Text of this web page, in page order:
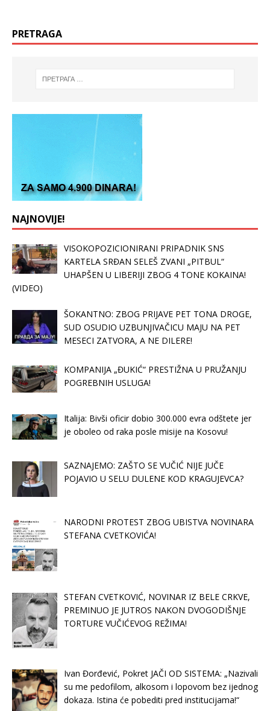
PRETRAGA
NAJNOVIJE!
VISOKOPOZICIONIRANI PRIPADNIK SNS
KARTELA SRĐAN SELEŠ ZVANI „PITBUL“
UHAPŠEN U LIBERIJI ZBOG 4 TONE KOKAINA!
(VIDEO)
ŠOKANTNO: ZBOG PRIJAVE PET TONA DROGE,
SUD OSUDIO UZBUNJIVAČICU MAJU NA PET
MESECI ZATVORA, A NE DILERE!
KOMPANIJA „ĐUKIĆ“ PRESTIŽNA U PRUŽANJU
POGREBNIH USLUGA!
Italija: Bivši oficir dobio 300.000 evra odštete jer
je oboleo od raka posle misije na Kosovu!
SAZNAJEMO: ZAŠTO SE VUČIĆ NIJE JUČE
POJAVIO U SELU DULENE KOD KRAGUJEVCA?
NARODNI PROTEST ZBOG UBISTVA NOVINARA
STEFANA CVETKOVIĆA!
STEFAN CVETKOVIĆ, NOVINAR IZ BELE CRKVE,
PREMINUO JE JUTROS NAKON DVOGODIŠNJE
TORTURE VUČIĆEVOG REŽIMA!
Ivan Đorđević, Pokret JAČI OD SISTEMA: „Nazivali
su me pedofilom, alkosom i lopovom bez ijednog
dokaza. Istina će pobediti pred institucijama!“